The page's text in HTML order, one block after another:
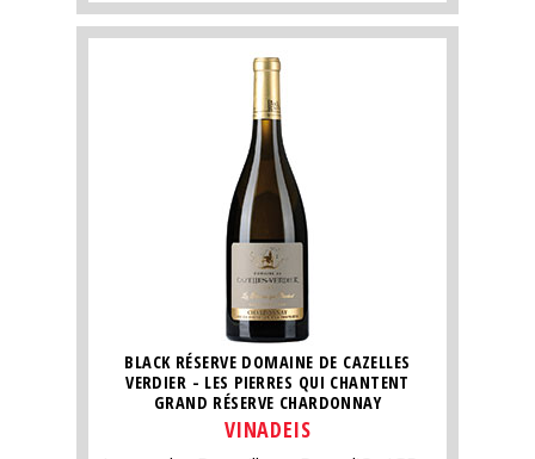
BLACK RÉSERVE DOMAINE DE CAZELLES
VERDIER - LES PIERRES QUI CHANTENT
GRAND RÉSERVE CHARDONNAY
VINADEIS